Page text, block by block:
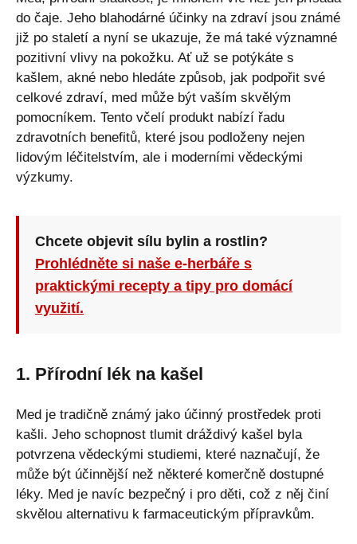
do čaje. Jeho blahodárné účinky na zdraví jsou známé
již po staletí a nyní se ukazuje, že má také významné
pozitivní vlivy na pokožku. Ať už se potýkáte s
kašlem, akné nebo hledáte způsob, jak podpořit své
celkové zdraví, med může být vaším skvělým
pomocníkem. Tento včelí produkt nabízí řadu
zdravotních benefitů, které jsou podloženy nejen
lidovým léčitelstvím, ale i moderními vědeckými
výzkumy.
Chcete objevit sílu bylin a rostlin?
Prohlédněte si naše e-herbáře s
praktickými recepty a tipy pro domácí
využití.
1. Přírodní lék na kašel
Med je tradičně známý jako účinný prostředek proti
kašli. Jeho schopnost tlumit dráždivý kašel byla
potvrzena vědeckými studiemi, které naznačují, že
může být účinnější než některé komerčně dostupné
léky. Med je navíc bezpečný i pro děti, což z něj činí
skvělou alternativu k farmaceutickým přípravkům.